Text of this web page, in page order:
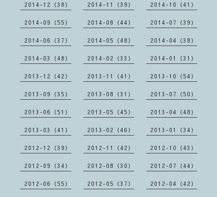
2014-12（38） 2014-11（39） 2014-10（41）
2014-09（55） 2014-08（44） 2014-07（39）
2014-06（37） 2014-05（48） 2014-04（38）
2014-03（48） 2014-02（33） 2014-01（31）
2013-12（42） 2013-11（41） 2013-10（54）
2013-09（35） 2013-08（31） 2013-07（50）
2013-06（51） 2013-05（45） 2013-04（48）
2013-03（41） 2013-02（46） 2013-01（34）
2012-12（39） 2012-11（42） 2012-10（43）
2012-09（34） 2012-08（30） 2012-07（44）
2012-06（55） 2012-05（37） 2012-04（42）